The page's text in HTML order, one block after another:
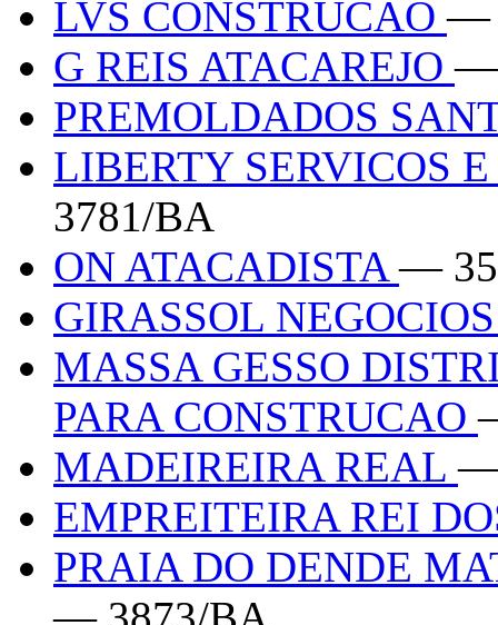
LVS CONSTRUCAO—
G REIS ATACAREJO—
PREMOLDADOS
LIBERTY SERVICOS
3781/BA
ON ATACADISTA—
GIRASSOL
MASSA GESSO
PARA CONSTRUCAO
MADEIREIRA REAL—
EMPREITEIRA REI
PRAIA DO DENDE